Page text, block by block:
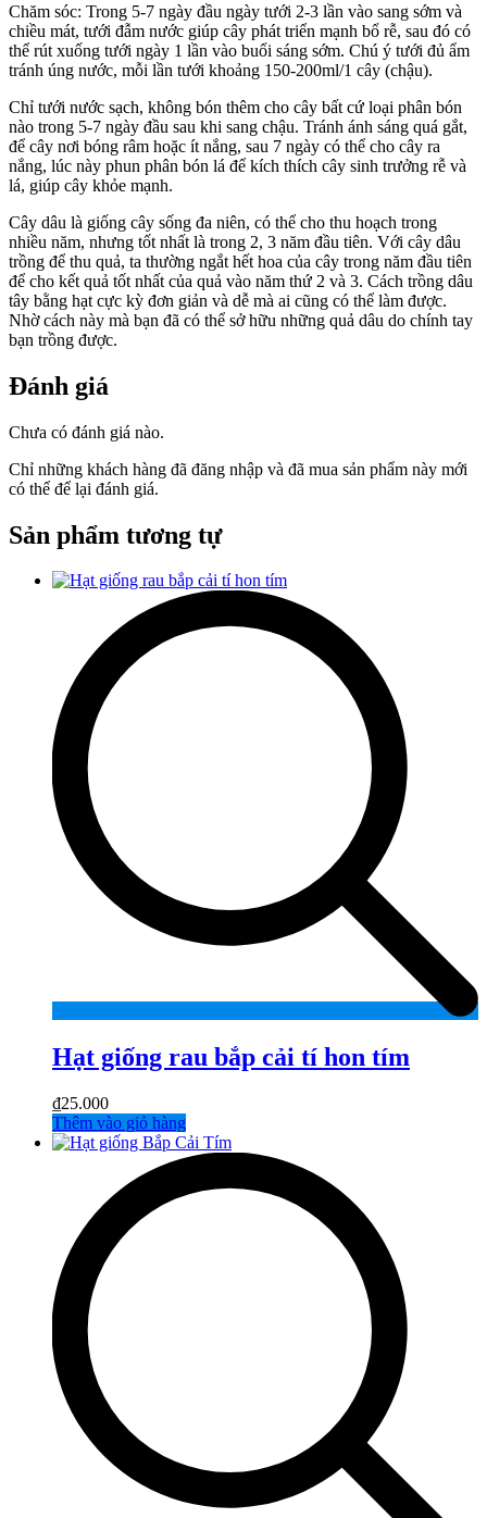
Chăm sóc: Trong 5-7 ngày đầu ngày tưới 2-3 lần vào sang sớm và
chiều mát, tưới đẫm nước giúp cây phát triển mạnh bổ rễ, sau đó có
thể rút xuống tưới ngày 1 lần vào buổi sáng sớm. Chú ý tưới đủ ẩm
tránh úng nước, mỗi lần tưới khoảng 150-200ml/1 cây (chậu).
Chỉ tưới nước sạch, không bón thêm cho cây bất cứ loại phân bón
nào trong 5-7 ngày đầu sau khi sang chậu. Tránh ánh sáng quá gắt,
để cây nơi bóng râm hoặc ít nắng, sau 7 ngày có thể cho cây ra
nắng, lúc này phun phân bón lá để kích thích cây sinh trưởng rễ và
lá, giúp cây khỏe mạnh.
Cây dâu là giống cây sống đa niên, có thể cho thu hoạch trong
nhiều năm, nhưng tốt nhất là trong 2, 3 năm đầu tiên. Với cây dâu
trồng để thu quả, ta thường ngắt hết hoa của cây trong năm đầu tiên
để cho kết quả tốt nhất của quả vào năm thứ 2 và 3. Cách trồng dâu
tây bằng hạt cực kỳ đơn giản và dễ mà ai cũng có thể làm được.
Nhờ cách này mà bạn đã có thể sở hữu những quả dâu do chính tay
bạn trồng được.
Đánh giá
Chưa có đánh giá nào.
Chỉ những khách hàng đã đăng nhập và đã mua sản phẩm này mới
có thể để lại đánh giá.
Sản phẩm tương tự
Hạt giống rau bắp cải tí hon tím
₫25.000
Thêm vào giỏ hàng